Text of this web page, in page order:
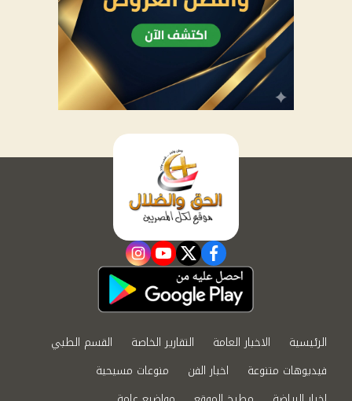
facebook
twitter
youtube
instagram
الرئيسية الاخبار العامة التقارير الخاصة
القسم الطبي
فيديوهات متنوعة
اخبار الفن
منوعات مسيحية